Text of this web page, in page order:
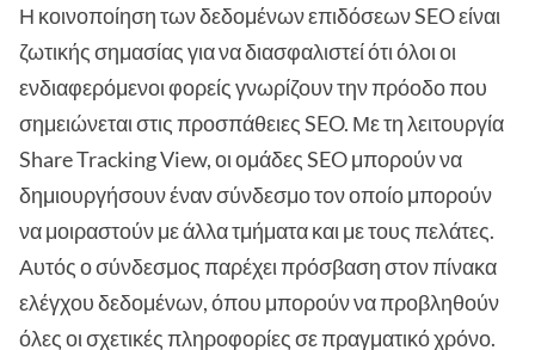
Η κοινοποίηση των δεδομένων επιδόσεων SEO είναι
ζωτικής σημασίας για να διασφαλιστεί ότι όλοι οι
ενδιαφερόμενοι φορείς γνωρίζουν την πρόοδο που
σημειώνεται στις προσπάθειες SEO. Με τη λειτουργία
Share Tracking View, οι ομάδες SEO μπορούν να
δημιουργήσουν έναν σύνδεσμο τον οποίο μπορούν
να μοιραστούν με άλλα τμήματα και με τους πελάτες.
Αυτός ο σύνδεσμος παρέχει πρόσβαση στον πίνακα
ελέγχου δεδομένων, όπου μπορούν να προβληθούν
όλες οι σχετικές πληροφορίες σε πραγματικό χρόνο.